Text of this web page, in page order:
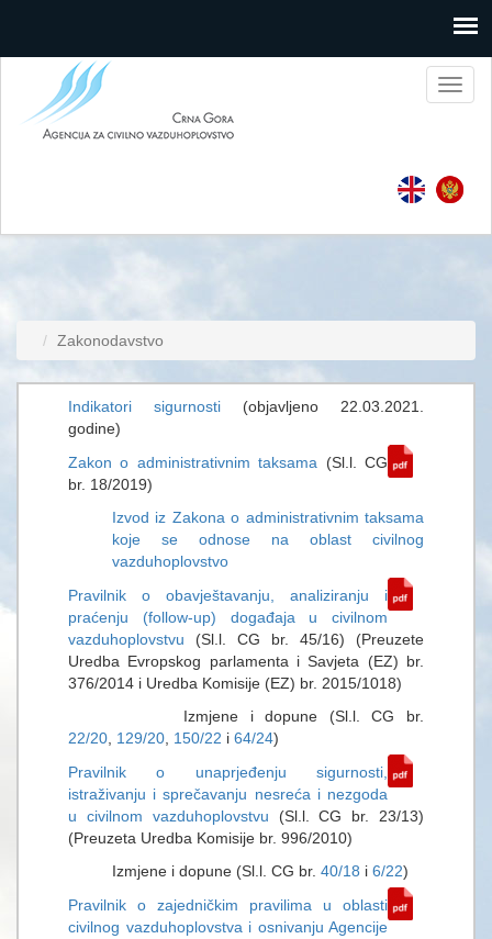
Zakonodavstvo
Indikatori sigurnosti (objavljeno 22.03.2021.
godine)
Zakon o administrativnim taksama (Sl.l. CG
br. 18/2019)
Izvod iz Zakona o administrativnim taksama
koje se odnose na oblast civilnog
vazduhoplovstvo
Pravilnik o obavještavanju, analiziranju i
praćenju (follow-up) događaja u civilnom
vazduhoplovstvu (Sl.l. CG br. 45/16) (Preuzete
Uredba Evropskog parlamenta i Savjeta (EZ) br.
376/2014 i Uredba Komisije (EZ) br. 2015/1018)
Izmjene i dopune (Sl.l. CG br.
22/20 129/20 150/22 i 64/24)
Pravilnik o unaprjeđenju sigurnosti,
istraživanju i sprečavanju nesreća i nezgoda
u civilnom vazduhoplovstvu (Sl.l. CG br. 23/13)
(Preuzeta Uredba Komisije br. 996/2010)
Izmjene i dopune (Sl.l. CG br. 40/18 i 6/22)
Pravilnik o zajedničkim pravilima u oblasti
civilnog vazduhoplovstva i osnivanju Agencije